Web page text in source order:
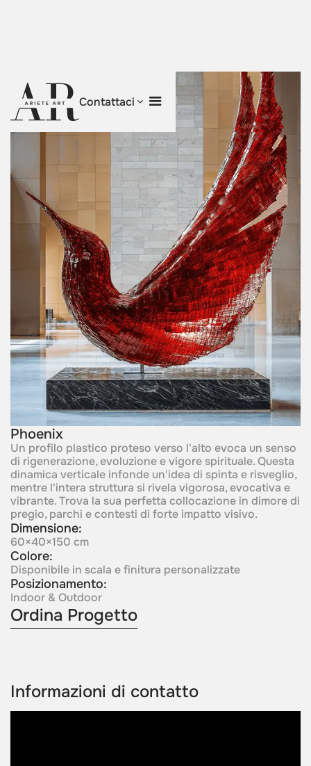
Contattaci
Phoenix
Un profilo plastico proteso verso l'alto evoca un senso
di rigenerazione, evoluzione e vigore spirituale. Questa
dinamica verticale infonde un'idea di spinta e risveglio,
mentre l'intera struttura si rivela vigorosa, evocativa e
vibrante. Trova la sua perfetta collocazione in dimore di
pregio, parchi e contesti di forte impatto visivo.
Dimensione:
60×40×150 cm
Colore:
Disponibile in scala e finitura personalizzate
Posizionamento:
Indoor & Outdoor
Ordina Progetto
Informazioni di contatto